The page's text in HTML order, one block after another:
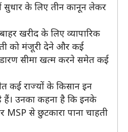
सुधार के लिए तीन कानून लेकर
खरीद के लिए व्यापारिक
को मंजूरी देने और कई
सीमा खत्म करने समेत कई
कई राज्यों के किसान इन
हैं। उनका कहना है कि इनके
MSP से छुटकारा पाना चाहती